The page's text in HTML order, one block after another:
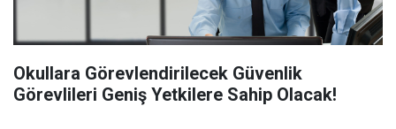
Okullara Görevlendirilecek Güvenlik
Görevlileri Geniş Yetkilere Sahip Olacak!